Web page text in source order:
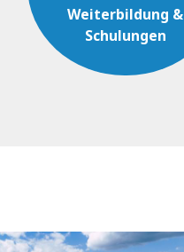
Weiterbildung &
Schulungen